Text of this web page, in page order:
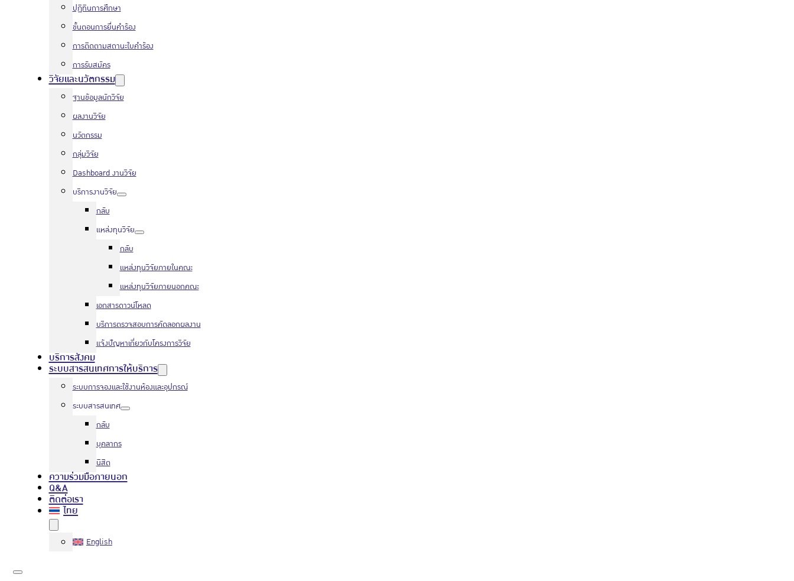
ปฏิทินการศึกษา
ขั้นตอนการยื่นคำร้อง
การติดตามสถานะใบคำร้อง
การรับสมัคร
วิจัยและนวัตกรรม
ฐานข้อมูลนักวิจัย
ผลงานวิจัย
นวัตกรรม
กลุ่มวิจัย
Dashboard งานวิจัย
บริการงานวิจัย
กลับ
แหล่งทุนวิจัย
กลับ
แหล่งทุนวิจัยภายในคณะ
แหล่งทุนวิจัยภายนอกคณะ
เอกสารดาวน์โหลด
บริการตรวจสอบการคัดลอกผลงาน
แจ้งปัญหาเกี่ยวกับโครงการวิจัย
บริการสังคม
ระบบสารสนเทศการให้บริการ
ระบบการจองและใช้งานห้องและอุปกรณ์
ระบบสารสนเทศ
กลับ
บุคลากร
นิสิต
ความร่วมมือภายนอก
Q&A
ติดต่อเรา
ไทย
English